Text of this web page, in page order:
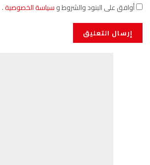
أوافق على البنود والشروط وسياسة الخصوصية.